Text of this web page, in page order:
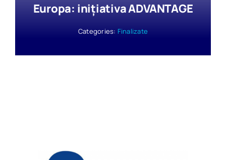
Europa: iniţiativa ADVANTAGE
Categories: Finalizate